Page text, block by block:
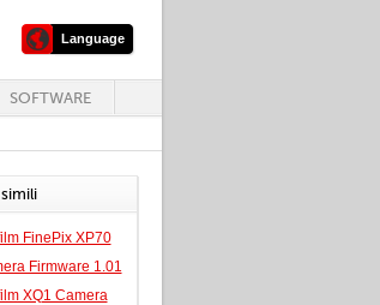
Language
SOFTWARE
FinePix XP70
Firmware 1.01
XQ1 Camera